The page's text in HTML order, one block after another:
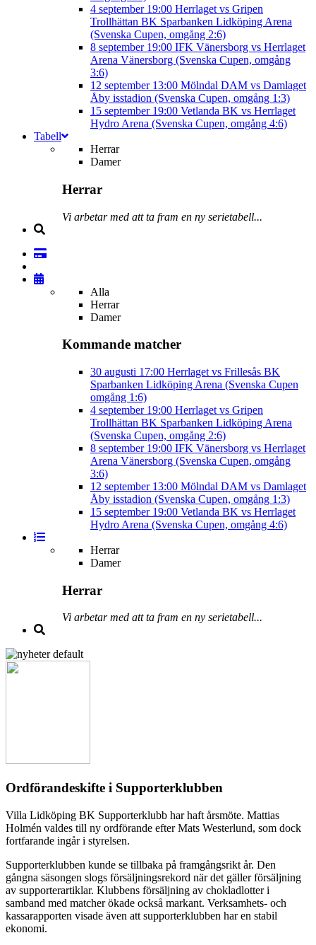
4 september 19:00 Herrlaget vs Gripen
Trollhättan BK Sparbanken Lidköping Arena
(Svenska Cupen, omgång 2:6)
8 september 19:00 IFK Vänersborg vs Herrlaget
Arena Vänersborg (Svenska Cupen, omgång
3:6)
12 september 13:00 Mölndal DAM vs Damlaget
Åby isstadion (Svenska Cupen, omgång 1:3)
15 september 19:00 Vetlanda BK vs Herrlaget
Hydro Arena (Svenska Cupen, omgång 4:6)
Tabell
Herrar
Damer
Herrar
Vi arbetar med att ta fram en ny serietabell...
Alla
Herrar
Damer
Kommande matcher
30 augusti 17:00 Herrlaget vs Frillesås BK
Sparbanken Lidköping Arena (Svenska Cupen
omgång 1:6)
4 september 19:00 Herrlaget vs Gripen
Trollhättan BK Sparbanken Lidköping Arena
(Svenska Cupen, omgång 2:6)
8 september 19:00 IFK Vänersborg vs Herrlaget
Arena Vänersborg (Svenska Cupen, omgång
3:6)
12 september 13:00 Mölndal DAM vs Damlaget
Åby isstadion (Svenska Cupen, omgång 1:3)
15 september 19:00 Vetlanda BK vs Herrlaget
Hydro Arena (Svenska Cupen, omgång 4:6)
Herrar
Damer
Herrar
Vi arbetar med att ta fram en ny serietabell...
Ordförandeskifte i Supporterklubben
Villa Lidköping BK Supporterklubb har haft årsmöte. Mattias
Holmén valdes till ny ordförande efter Mats Westerlund, som dock
fortfarande ingår i styrelsen.
Supporterklubben kunde se tillbaka på framgångsrikt år. Den
gångna säsongen slogs försäljningsrekord när det gäller försäljning
av supporterartiklar. Klubbens försäljning av chokladlotter i
samband med matcher ökade också markant. Verksamhets- och
kassarapporten visade även att supporterklubben har en stabil
ekonomi.